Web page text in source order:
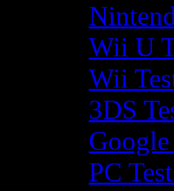
Wii U
Wii
3DS
Google
PC